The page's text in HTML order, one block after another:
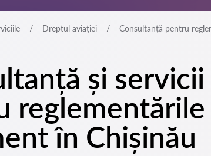
Dreptul aviației Consultanță pentru
și
în Chișinău